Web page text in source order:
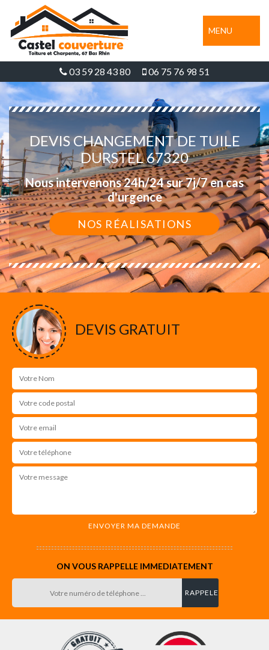
MENU
03 59 28 43 80 06 75 76 98 51
DEVIS CHANGEMENT DE TUILE
DURSTEL 67320
Nous intervenons 24h/24 sur 7j/7 en cas
d'urgence
NOS RÉALISATIONS
DEVIS GRATUIT
ON VOUS RAPPELLE IMMEDIATEMENT